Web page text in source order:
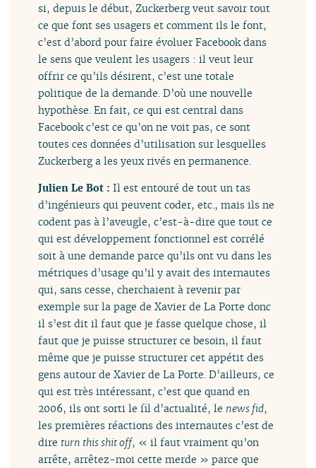
si, depuis le début, Zuckerberg veut savoir tout
ce que font ses usagers et comment ils le font,
c’est d’abord pour faire évoluer Facebook dans
le sens que veulent les usagers : il veut leur
offrir ce qu’ils désirent, c’est une totale
politique de la demande. D’où une nouvelle
hypothèse. En fait, ce qui est central dans
Facebook c’est ce qu’on ne voit pas, ce sont
toutes ces données d’utilisation sur lesquelles
Zuckerberg a les yeux rivés en permanence.
Julien Le Bot :Il est entouré de tout un tas
d’ingénieurs qui peuvent coder, etc., mais ils ne
codent pas à l’aveugle, c’est-à-dire que tout ce
qui est développement fonctionnel est corrélé
soit à une demande parce qu’ils ont vu dans les
métriques d’usage qu’il y avait des internautes
qui, sans cesse, cherchaient à revenir par
exemple sur la page de Xavier de La Porte donc
il s’est dit il faut que je fasse quelque chose, il
faut que je puisse structurer ce besoin, il faut
même que je puisse structurer cet appétit des
gens autour de Xavier de La Porte. D’ailleurs, ce
qui est très intéressant, c’est que quand en
2006, ils ont sorti le fil d’actualité, le news fid,
les premières réactions des internautes c’est de
dire turn this shit off, « il faut vraiment qu’on
arrête, arrêtez-moi cette merde » parce que